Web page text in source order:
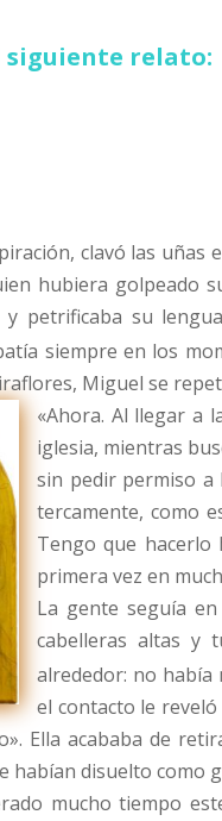
siguiente relato:
clavó las uñas
hubiera golpeado
petrificaba su
siempre en los
Miguel se
«Ahora. Al llegar a
iglesia, mientras
sin pedir permiso a
tercamente, como
Tengo que hacerlo
primera vez en
La gente seguía
cabelleras altas y
alrededor: no había
el contacto le
Ella acababa de
habían disuelto como
mucho tiempo